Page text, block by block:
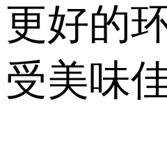
更好的
受美味